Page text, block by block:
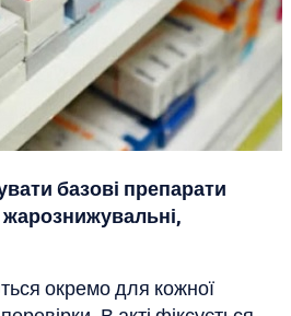
базові препарати
окремо для кожної